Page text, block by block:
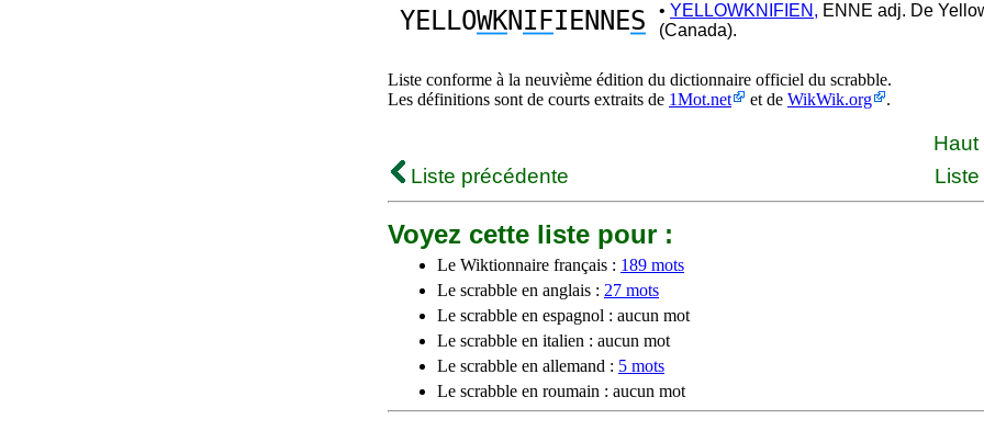
YELLOWKNIFIENNES • YELLOWKNIFIEN, ENNE adj. De
(Canada).
Liste conforme à la neuvième édition du dictionnaire officiel du scrabble.
Les définitions sont de courts extraits de 1Mot.net et de WikWik.org .
Haut
Liste précédente
Voyez cette liste pour :
Le Wiktionnaire français : 189 mots
Le scrabble en anglais : 27 mots
Le scrabble en espagnol : aucun mot
Le scrabble en italien : aucun mot
Le scrabble en allemand : 5 mots
Le scrabble en roumain : aucun mot